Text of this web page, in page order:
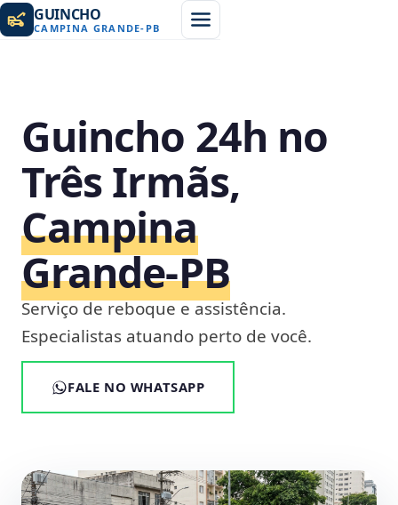
GUINCHO
CAMPINA GRANDE- PB
Guincho 24h no
Três Irmãs,
Campina
Grande‑PB
Serviço de reboque e assistência.
Especialistas atuando perto de você.
FALE NO WHATSAPP